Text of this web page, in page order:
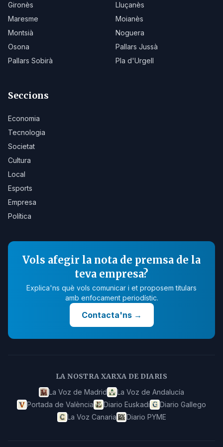
Gironès
Lluçanès
Maresme
Moianès
Montsià
Noguera
Osona
Pallars Jussà
Pallars Sobirà
Pla d'Urgell
Seccions
Economia
Tecnologia
Societat
Cultura
Local
Esports
Empresa
Política
Vols afegir la nota de premsa de la
teva empresa?
Explica'ns què vols comunicar i et proposem titulars
amb enfocament periodístic.
Contacta'ns→
LA NOSTRA XARXA DE DIARIS
La Voz de Madrid
La Voz de Andalucía
Portada de València
Diario Euskadi
Diario Gallego
La Voz Canaria
Diario PYME